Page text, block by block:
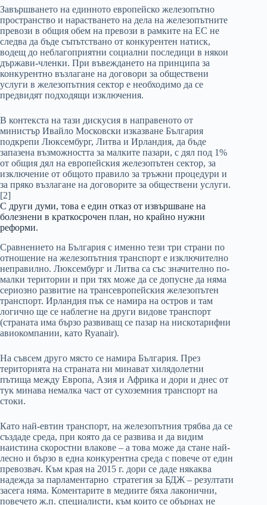
Завършването на единното европейско железопътно
пространство и нарастването на дела на железопътните
превози в общия обем на превози в рамките на ЕС не
следва да бъде съпътствано от конкурентен натиск,
водещ до неблагоприятни социални последици в някои
държави-членки. При въвеждането на принципа за
конкурентно възлагане на договори за обществени
услуги в железопътния сектор е необходимо да се
предвидят подходящи изключения.
В контекста на тази дискусия в направеното от
министър Ивайло Московски изказване България
подкрепи Люксембург, Литва и Ирландия, да бъде
запазена възможността за малките пазари, с дял под 1%
от общия дял на европейския железопътен сектор, за
изключение от общото правило за тръжни процедури и
за пряко възлагане на договорите за обществени услуги.
[2]
С други думи, това е един отказ от извършване на
болезнени в краткосрочен план, но крайно нужни
реформи.
Сравнението на България с именно тези три страни по
отношение на железопътния транспорт е изключително
неправилно. Люксембург и Литва са със значително по-
малки територии и при тях може да се допусне да няма
сериозно развитие на трансевропейския железопътен
транспорт. Ирландия пък се намира на остров и там
логично ще се наблегне на други видове транспорт
(страната има бързо развиващ се пазар на нискотарифни
авиокомпании, като Ryanair).
На съвсем друго място се намира България. През
територията на страната ни минават хилядолетни
пътища между Европа, Азия и Африка и дори и днес от
тук минава немалка част от сухоземния транспорт на
стоки.
Като най-евтин транспорт, на железопътния трябва да се
създаде среда, при която да се развива и да видим
наистина скоростни влакове – а това може да стане най-
лесно и бързо в една конкурентна среда с повече от един
превозвач. Към края на 2015 г. дори се даде някаква
надежда за парламентарно стратегия за БДЖ – резултати
засега няма. Коментарите в медиите бяха лаконични,
повечето ж.п. специалисти, към които се обърнах не